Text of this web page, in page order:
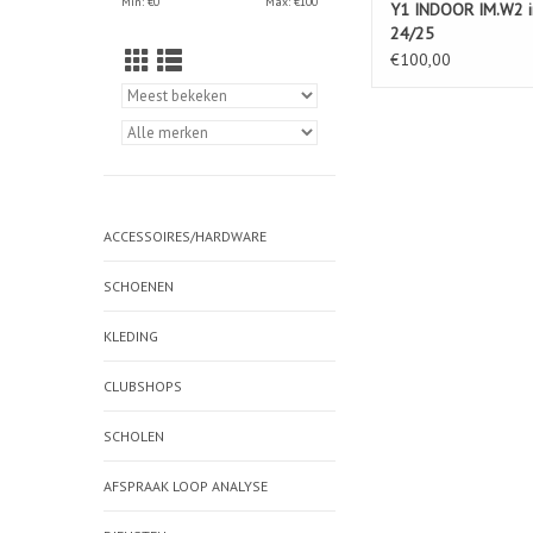
ACCESSOIRES/HARDWARE
SCHOENEN
KLEDING
CLUBSHOPS
SCHOLEN
AFSPRAAK LOOP ANALYSE
Y1 INDOOR IM.W2
24/25
€100,00